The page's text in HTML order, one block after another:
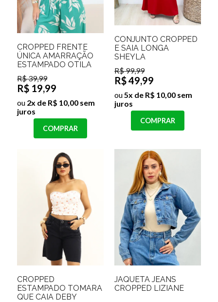
CROPPED FRENTE
ÚNICA AMARRAÇÃO
ESTAMPADO OTILA
R$ 39,99
R$ 19,99
ou 2x de R$ 10,00 sem
juros
COMPRAR
CONJUNTO CROPPED
E SAIA LONGA
SHEYLA
R$ 99,99
R$ 49,99
ou5x de R$ 10,00 sem
juros
COMPRAR
CROPPED
ESTAMPADO TOMARA
QUE CAIA DEBY
JAQUETA JEANS
CROPPED LIZIANE